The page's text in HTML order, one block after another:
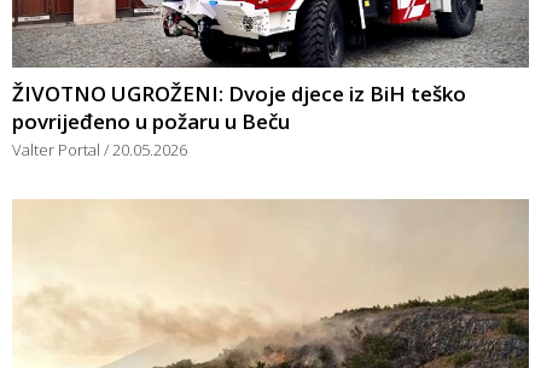
ŽIVOTNO UGROŽENI: Dvoje djece iz BiH teško
povrijeđeno u požaru u Beču
Valter Portal 20.05.2026